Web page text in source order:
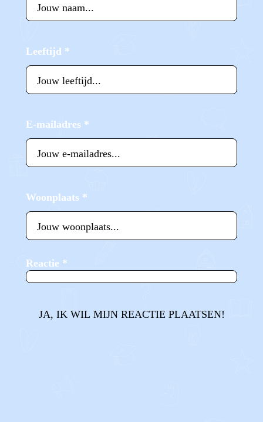
Leeftijd *
E-mailadres *
Woonplaats *
Reactie *
JA, IK WIL MIJN REACTIE PLAATSEN!